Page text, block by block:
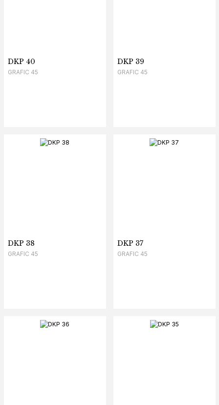
DKP 40
GRAFIC 45
DKP 39
GRAFIC 45
DKP 38
GRAFIC 45
DKP 37
GRAFIC 45